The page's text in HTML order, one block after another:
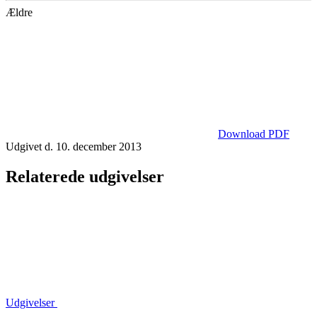
Ældre
Download PDF
Udgivet d. 10. december 2013
Relaterede udgivelser
Udgivelser